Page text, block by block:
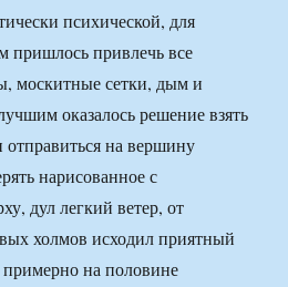
психической, для
пришлось привлечь все
москитные сетки, дым и
оказалось решение взять
отправиться на вершину
нарисованное с
дул легкий ветер, от
холмов исходил приятный
на половине